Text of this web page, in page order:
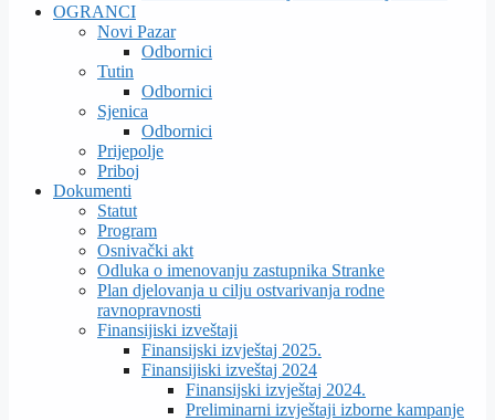
OGRANCI
Novi Pazar
Odbornici
Tutin
Odbornici
Sjenica
Odbornici
Prijepolje
Priboj
Dokumenti
Statut
Program
Osnivački akt
Odluka o imenovanju zastupnika Stranke
Plan djelovanja u cilju ostvarivanja rodne
ravnopravnosti
Finansijiski izveštaji
Finansijski izvještaj 2025.
Finansijiski izveštaj 2024
Finansijski izvještaj 2024.
Preliminarni izvještaji izborne kampanje